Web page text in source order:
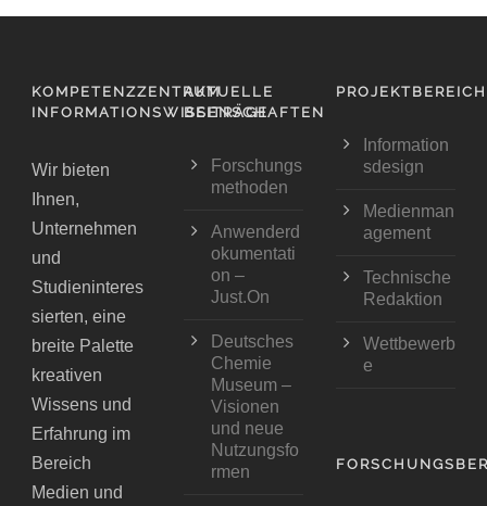
KOMPETENZZENTRUM
INFORMATIONSWISSENSCHAFTEN
Wir bieten
Ihnen,
Unternehmen
und
Studieninteres
sierten, eine
breite Palette
kreativen
Wissens und
Erfahrung im
Bereich
Medien und
AKTUELLE
BEITRÄGE
Forschungs
methoden
Anwenderd
okumentati
on –
Just.On
Deutsches
Chemie
Museum –
Visionen
und neue
Nutzungsfo
rmen
Information
sdesign
Medienman
agement
Technische
Redaktion
Wettbewerb
e